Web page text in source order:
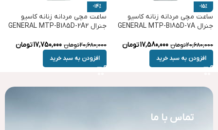
-15%
ساعت مچی مردانه زنانه کاسیو
جنرال GENERAL MTP-B185D-7A
20,680,000تومان 17,580,000تومان
افزودن به سبد خرید
-14%
ساعت مچی مردانه زنانه کاسیو
جنرال GENERAL MTP-B185D-2A2
20,680,000تومان 17,750,000تومان
افزودن به سبد خرید
تماس با ما